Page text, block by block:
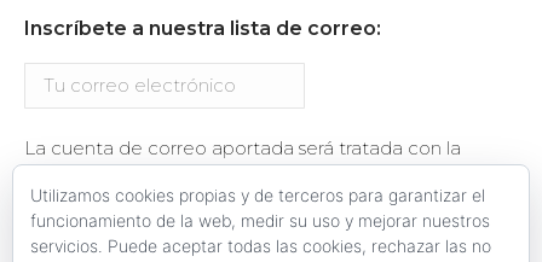
Inscríbete a nuestra lista de correo:
La cuenta de correo aportada será tratada con la
proyecto València Ciutat Amable. Se te enviará un
email de confirmación de la suscripción.
Utilizamos cookies propias y de terceros para garantizar el
funcionamiento de la web, medir su uso y mejorar nuestros
servicios. Puede aceptar todas las cookies, rechazar las no